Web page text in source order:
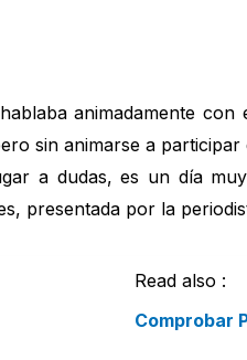
animadamente
sin animarse a
a dudas, es un día
presentada por la
Read also :
Comprobar